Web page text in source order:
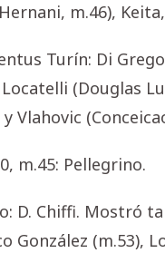
m.46),
Turín: Di
Locatelli (Douglas
Vlahovic
m.45: Pellegrino.
D. Chiffi. Mostró
González (m.53),